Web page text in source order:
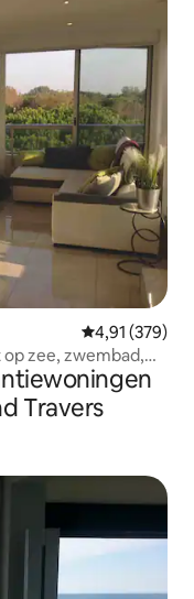
Gemiddelde
4,91 (379)
zee, zwembad,
Travers